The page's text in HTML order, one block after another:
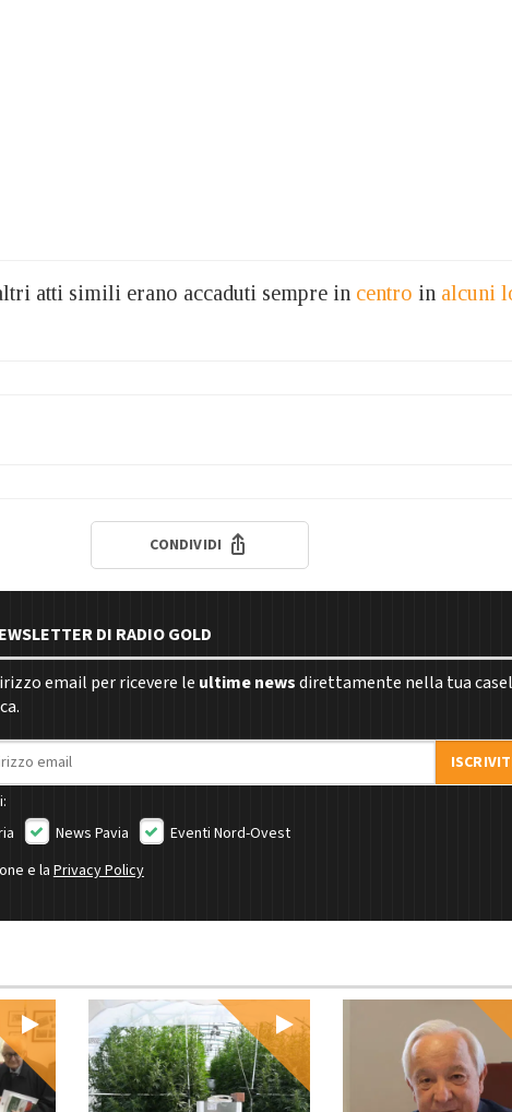
atti simili erano accaduti sempre in centro in alcuni
CONDIVIDI
DI RADIO GOLD
email per ricevere le ultime newsdirettamente nella tua
News Pavia
Eventi Nord-Ovest
e laPrivacy Policy